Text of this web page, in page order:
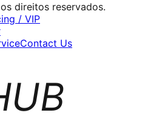
direitos reservados.
/ VIP
Contact Us